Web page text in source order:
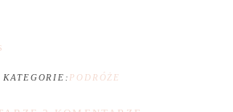
KATEGORIE: PODRÓŻE